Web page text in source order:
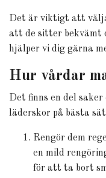
Det är viktigt att
att de sitter bekvämt
hjälper vi dig gärna
Hur vårdar
Det finns en del
läderskor på bästa
Rengör dem
en mild
för att ta bort